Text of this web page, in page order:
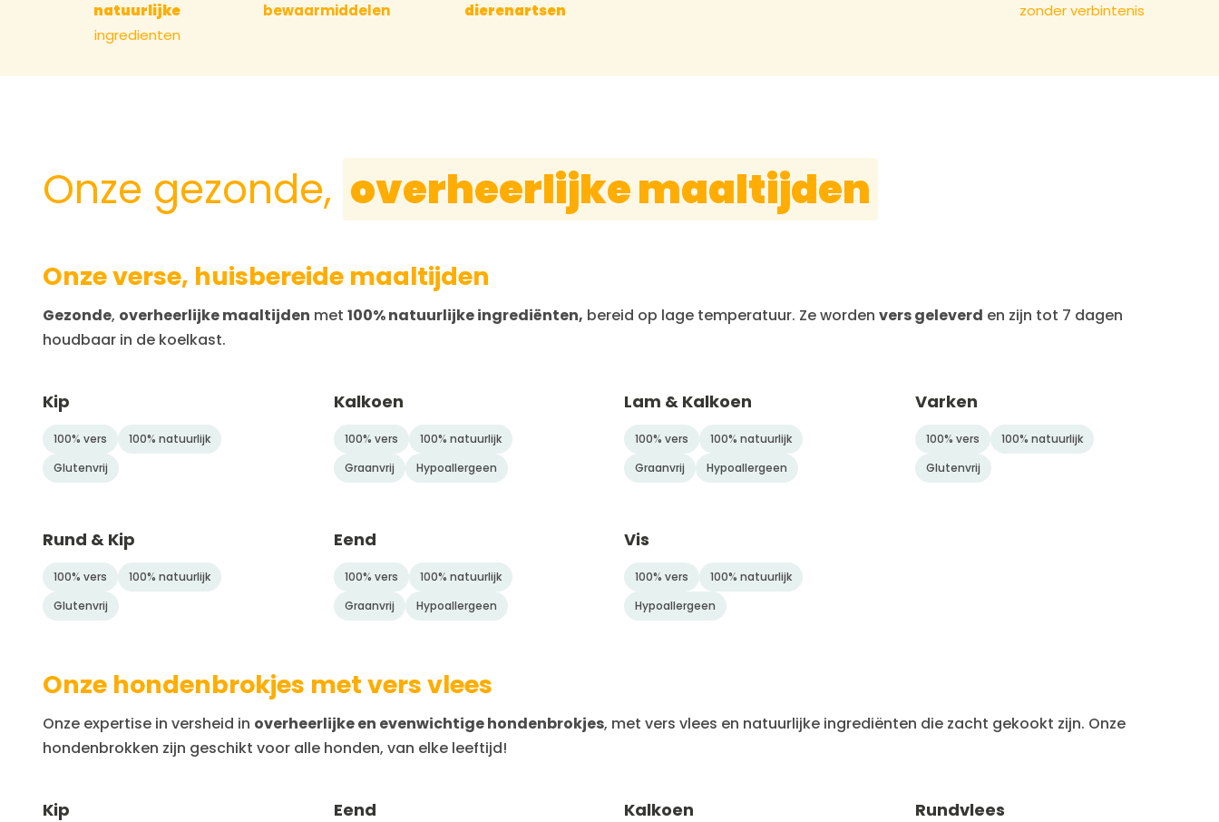
natuurlijke
ingredienten
bewaarmiddelen
dierenartsen
zonder verbintenis
Onze gezonde, overheerlijke maaltijden
Onze verse, huisbereide maaltijden
Gezonde, overheerlijke maaltijden met 100% natuurlijke ingrediënten, bereid op lage temperatuur. Ze worden vers geleverd en zijn tot 7 dagen
houdbaar in de koelkast.
Kip
100% vers
100% natuurlijk
Glutenvrij
Kalkoen
100% vers
100% natuurlijk
Graanvrij
Hypoallergeen
Lam & Kalkoen
100% vers
100% natuurlijk
Graanvrij
Hypoallergeen
Varken
100% vers
100% natuurlijk
Glutenvrij
Rund & Kip
100% vers
100% natuurlijk
Glutenvrij
Eend
100% vers
100% natuurlijk
Graanvrij
Hypoallergeen
Vis
100% vers
100% natuurlijk
Hypoallergeen
Onze hondenbrokjes met vers vlees
Onze expertise in versheid in overheerlijke en evenwichtige hondenbrokjes, met vers vlees en natuurlijke ingrediënten die zacht gekookt zijn. Onze
hondenbrokken zijn geschikt voor alle honden, van elke leeftijd!
Kip Eend Kalkoen Rundvlees